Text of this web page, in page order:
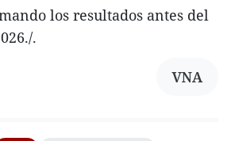
los resultados antes del
.
VNA